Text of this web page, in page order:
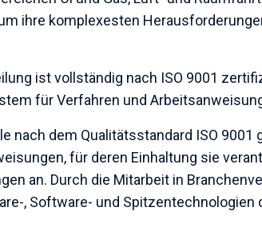
ihre komplexesten
ist vollständig nach ISO 9001
für Verfahren und
nach dem Qualitätsstandard ISO
für deren Einhaltung sie
an. Durch die Mitarbeit in
, Software- und Spitzentechnologien